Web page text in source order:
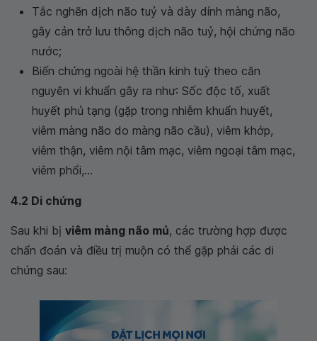
Tắc nghẽn dịch não tuỷ và dày dính màng não,
gây cản trở lưu thông dịch não tuỷ, hội chứng não
nước;
Biến chứng ngoài hệ thần kinh tuỳ theo căn
nguyên vi khuẩn gây ra như: Sốc độc tố, xuất
huyết phủ tạng (gặp trong nhiễm khuẩn huyết,
viêm màng não do màng não cầu), viêm khớp,
viêm thận, viêm nội tâm mạc, viêm ngoại tâm mạc,
viêm phổi,...
4.2 Di chứng
Sau khi bị viêm màng não mủ, các trường hợp được
chẩn đoán và điều trị muộn có thể gặp phải các di
chứng sau: